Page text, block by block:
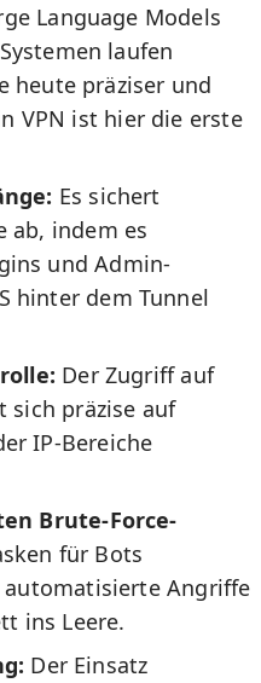
Language Models
laufen
heute präziser und
VPN ist hier die erste
Es sichert
ab, indem es
und Admin-
hinter dem Tunnel
Der Zugriff auf
sich präzise auf
IP-Bereiche
Brute-Force-
für Bots
Angriffe
ins Leere.
Der Einsatz